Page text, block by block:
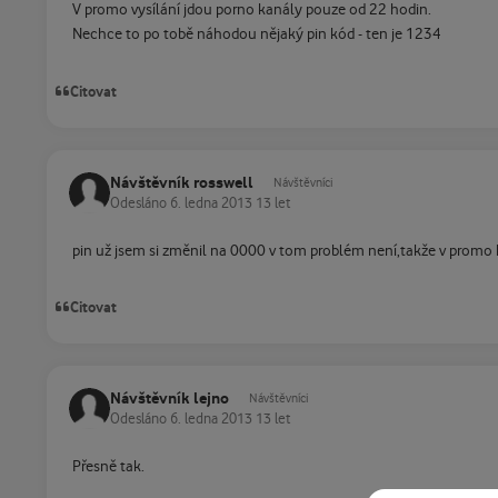
V promo vysílání jdou porno kanály pouze od 22 hodin.
Nechce to po tobě náhodou nějaký pin kód - ten je 1234
Citovat
Návštěvník rosswell Návštěvníci
Odesláno 6. ledna 2013 13 let
pin už jsem si změnil na 0000 v tom problém není,takže v promo
Citovat
Návštěvník lejno Návštěvníci
Odesláno 6. ledna 2013 13 let
Přesně tak.